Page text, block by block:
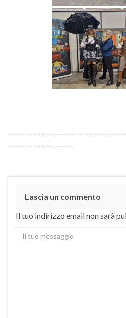
——————————-
Lascia un commento
Il tuo indirizzo email non sarà